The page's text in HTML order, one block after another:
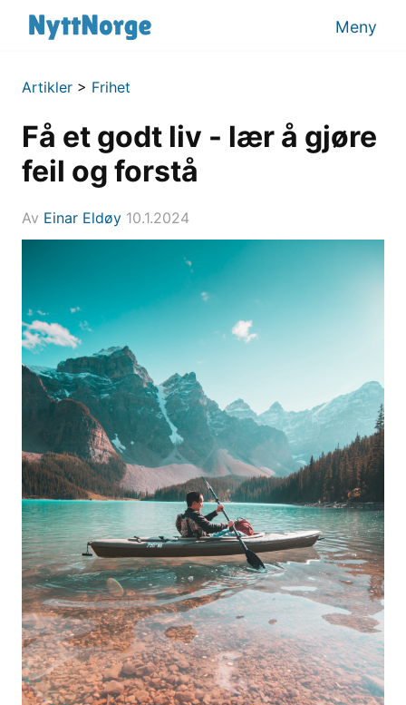
Meny
Artikler > Frihet
Få et godt liv - lær å gjøre
feil og forstå
Av Einar Eldøy 10.1.2024